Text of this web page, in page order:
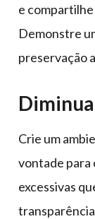
e
Demonstre
preservação
Crie um
vontade para
excessivas